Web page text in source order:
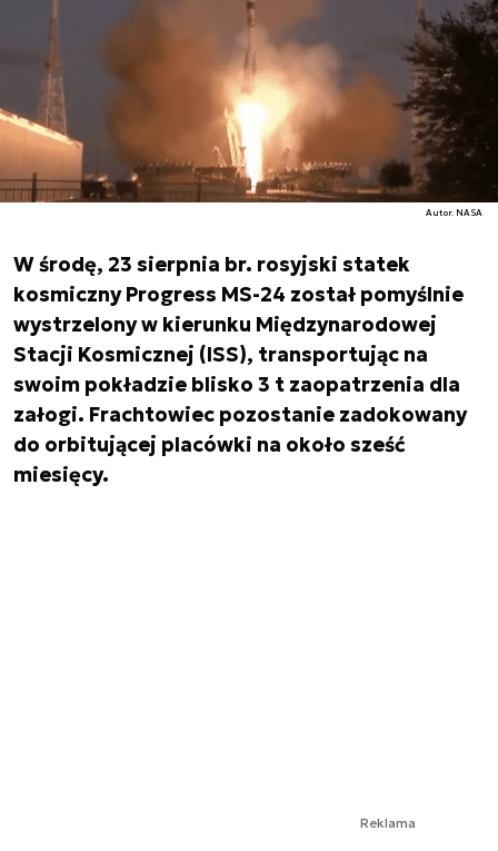
Autor. NASA
W środę, 23 sierpnia br. rosyjski statek
kosmiczny Progress MS-24 został pomyślnie
wystrzelony w kierunku Międzynarodowej
Stacji Kosmicznej (ISS), transportując na
swoim pokładzie blisko 3 t zaopatrzenia dla
załogi. Frachtowiec pozostanie zadokowany
do orbitującej placówki na około sześć
miesięcy.
Reklama